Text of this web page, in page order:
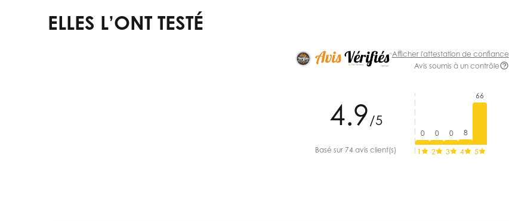
ELLES L’ONT TESTÉ
Afficher l'attestation de confiance
Avis soumis à un contrôle
4.9/5
Basé sur 74 avis client(s)
0
1
0
2
0
3
8
4
66
5